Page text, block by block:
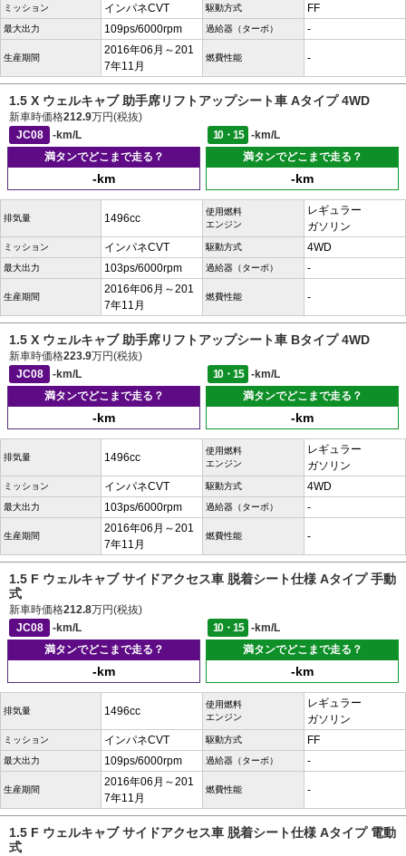
ミッション インパネCVT 駆動方式 FF
最大出力 109ps/6000rpm 過給器（ターボ） -
生産期間
2016年06月～201
7年11月
燃費性能 -
1.5 X ウェルキャブ 助手席リフトアップシート車 Aタイプ 4WD
新車時価格212.9万円(税抜)
JC08
-km/L 10・15
-km/L
満タンでどこまで走る？
-km
満タンでどこまで走る？
-km
排気量 1496cc
使用燃料
エンジン
レギュラー
ガソリン
ミッション インパネCVT 駆動方式 4WD
最大出力 103ps/6000rpm 過給器（ターボ） -
生産期間
2016年06月～201
7年11月
燃費性能 -
1.5 X ウェルキャブ 助手席リフトアップシート車 Bタイプ 4WD
新車時価格223.9万円(税抜)
JC08
-km/L 10・15
-km/L
満タンでどこまで走る？
-km
満タンでどこまで走る？
-km
排気量 1496cc
使用燃料
エンジン
レギュラー
ガソリン
ミッション インパネCVT 駆動方式 4WD
最大出力 103ps/6000rpm 過給器（ターボ） -
生産期間
2016年06月～201
7年11月
燃費性能 -
1.5 F ウェルキャブ サイドアクセス車 脱着シート仕様 Aタイプ 手動
式
新車時価格212.8万円(税抜)
JC08
-km/L 10・15
-km/L
満タンでどこまで走る？
-km
満タンでどこまで走る？
-km
排気量 1496cc
使用燃料
エンジン
レギュラー
ガソリン
ミッション インパネCVT 駆動方式 FF
最大出力 109ps/6000rpm 過給器（ターボ） -
生産期間
2016年06月～201
7年11月
燃費性能 -
1.5 F ウェルキャブ サイドアクセス車 脱着シート仕様 Aタイプ 電動
式